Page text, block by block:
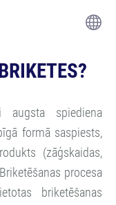
spiediena
formā saspiests,
(zāģskaidas,
procesa
briketēšanas